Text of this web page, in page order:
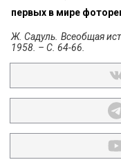
первых в мире
Ж. Садуль. Всеобщая
1958. – С. 64-66.